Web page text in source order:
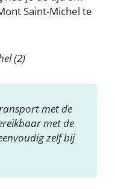
Saint-Michel te
(2)
met de
met de
zelf bij